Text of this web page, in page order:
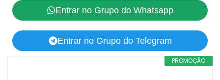
Entrar no Grupo do Whatsapp
Entrar no Grupo do Telegram
PROMOÇÃO